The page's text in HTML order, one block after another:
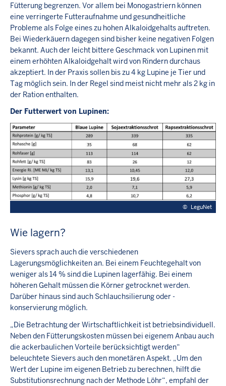
Fütterung begrenzen. Vor allem bei Monogastriern können
eine verringerte Futteraufnahme und gesundheitliche
Probleme als Folge eines zu hohen Alkaloidgehalts auftreten.
Bei Wiederkäuern dagegen sind bisher keine negativen Folgen
bekannt. Auch der leicht bittere Geschmack von Lupinen mit
einem erhöhten Alkaloidgehalt wird von Rindern durchaus
akzeptiert. In der Praxis sollen bis zu 4 kg Lupine je Tier und
Tag möglich sein. In der Regel sind meist nicht mehr als 2 kg in
der Ration enthalten.
Der Futterwert von Lupinen:
© LeguNet
Wie lagern?
Sievers sprach auch die verschiedenen
Lagerungsmöglichkeiten an. Bei einem Feuchtegehalt von
weniger als 14 % sind die Lupinen lagerfähig. Bei einem
höheren Gehalt müssen die Körner getrocknet werden.
Darüber hinaus sind auch Schlauchsilierung oder -
konservierung möglich.
„Die Betrachtung der Wirtschaftlichkeit ist betriebsindividuell.
Neben den Fütterungskosten müssen bei eigenem Anbau auch
die ackerbaulichen Vorteile berücksichtigt werden“
beleuchtete Sievers auch den monetären Aspekt. „Um den
Wert der Lupine im eigenen Betrieb zu berechnen, hilft die
Substitutionsrechnung nach der Methode Löhr“, empfahl der